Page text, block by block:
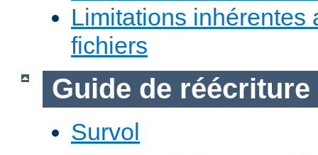
Limitations inhérentes
fichiers
Guide de réécriture
Survol